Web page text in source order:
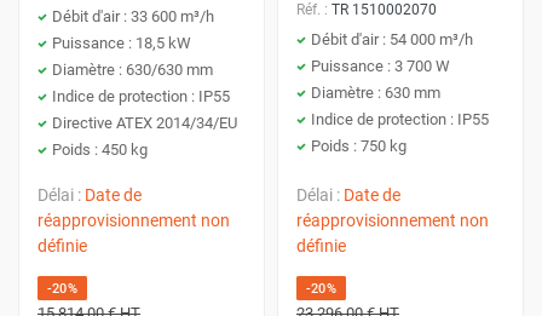
Débit d'air : 33 600 m³/h
Puissance : 18,5 kW
Diamètre : 630/630 mm
Indice de protection : IP55
Directive ATEX 2014/34/EU
Poids : 450 kg
Délai : Date de
réapprovisionnement non
définie
-20%
Réf. : TR 1510002070
Débit d'air : 54 000 m³/h
Puissance : 3 700 W
Diamètre : 630 mm
Indice de protection : IP55
Poids : 750 kg
Délai : Date de
réapprovisionnement non
définie
-20%